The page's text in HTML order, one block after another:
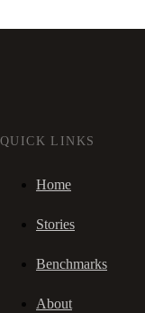
QUICK LINKS
Home
Stories
Benchmarks
About